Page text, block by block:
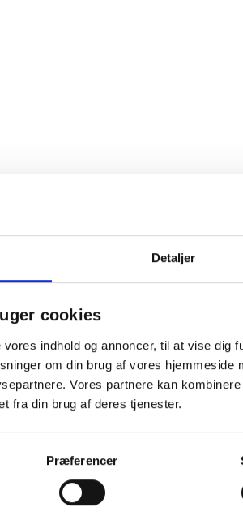
Detaljer
cookies
indhold og annoncer, til at vise dig
om din brug af vores hjemmeside
Vores partnere kan
fra din brug af deres tjenester.
Præferencer
8650DN staples
Gratis levering
Brother